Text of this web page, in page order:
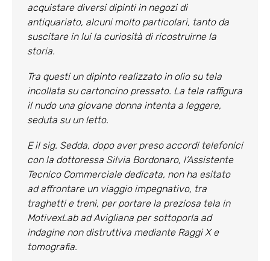
acquistare diversi dipinti in negozi di
antiquariato, alcuni molto particolari, tanto da
suscitare in lui la curiosità di ricostruirne la
storia.
Tra questi un dipinto realizzato in olio su tela
incollata su cartoncino pressato. La tela raffigura
il nudo una giovane donna intenta a leggere,
seduta su un letto.
E il sig. Sedda, dopo aver preso accordi telefonici
con la dottoressa Silvia Bordonaro, l’Assistente
Tecnico Commerciale dedicata, non ha esitato
ad affrontare un viaggio impegnativo, tra
traghetti e treni, per portare la preziosa tela in
MotivexLab ad Avigliana per sottoporla ad
indagine non distruttiva mediante Raggi X e
tomografia.